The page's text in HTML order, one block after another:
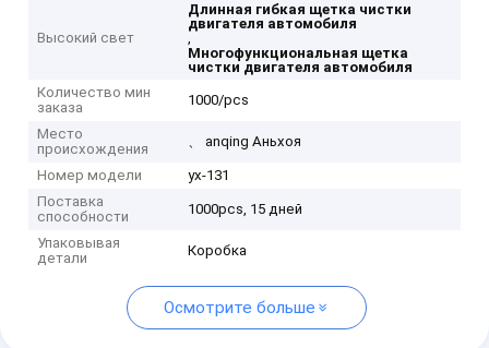
Высокий свет
Длинная гибкая щетка чистки
двигателя автомобиля
,
Многофункциональная щетка
чистки двигателя автомобиля
Количество мин
заказа
1000/pcs
Место
происхождения
、 anqing Аньхоя
Номер модели
yx-131
Поставка
способности
1000pcs, 15 дней
Упаковывая
детали
Коробка
Осмотрите больше